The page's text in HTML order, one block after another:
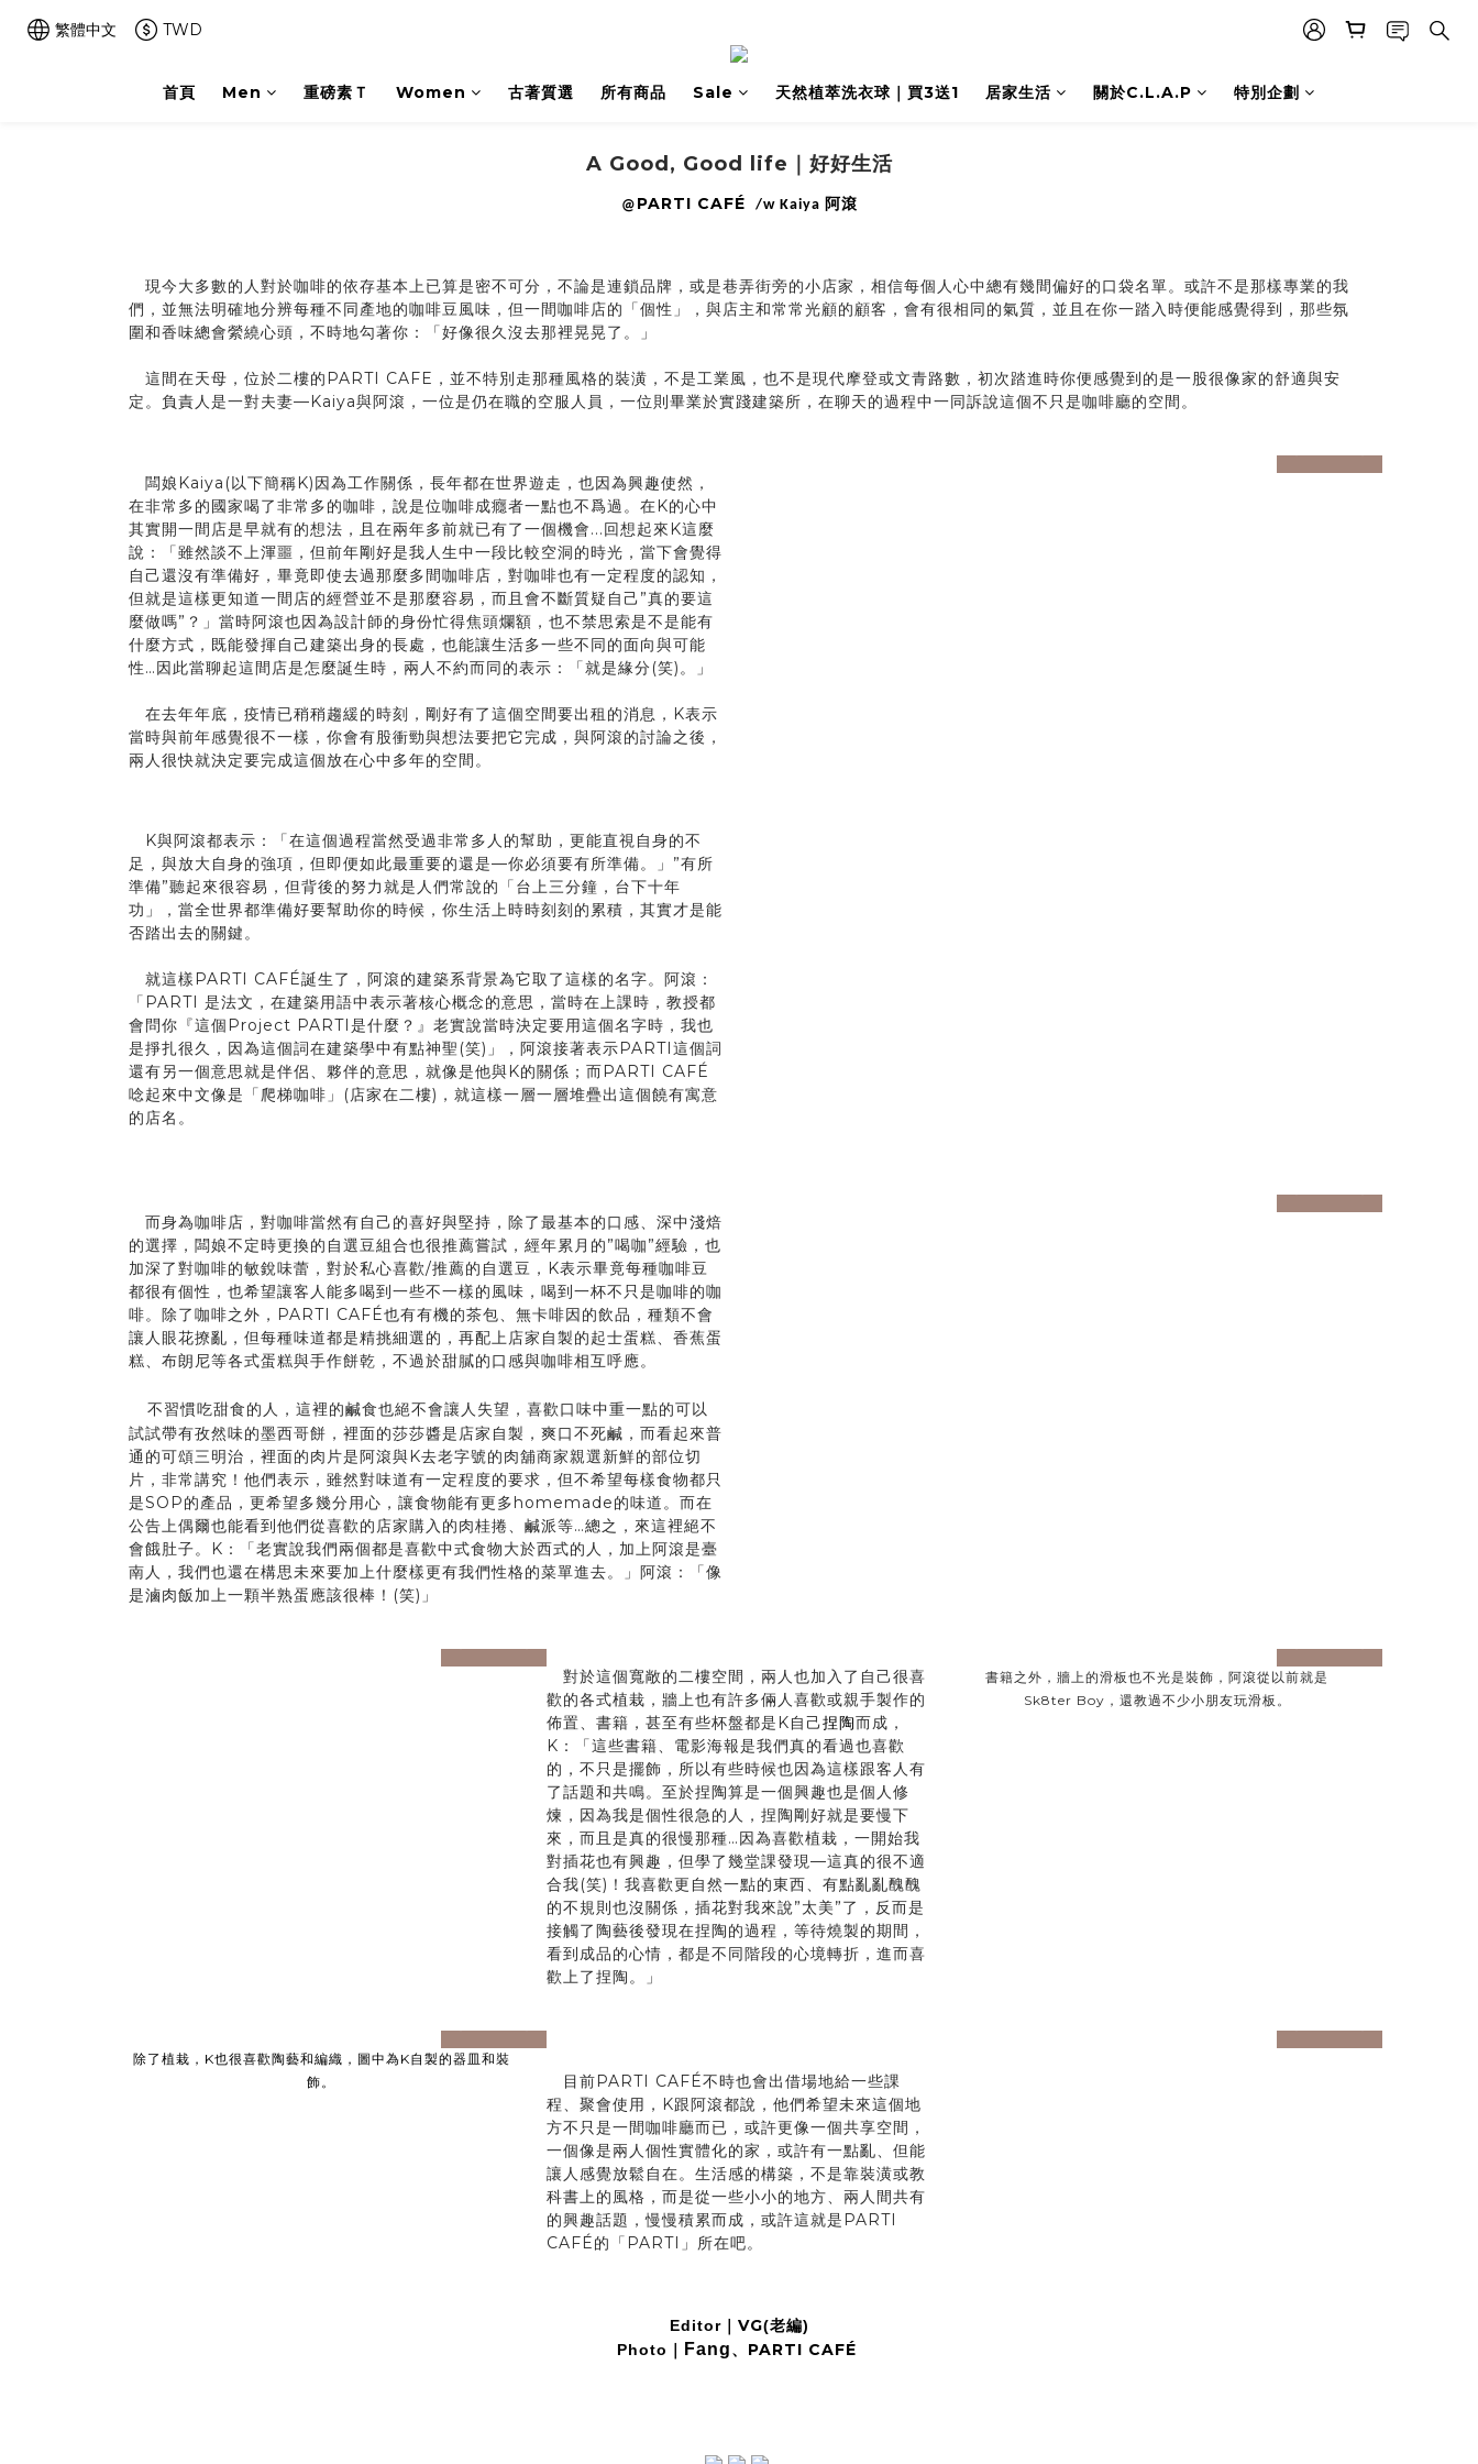
繁體中文 TWD
首頁 Men 重磅素Ｔ Women 古著質選 所有商品 Sale 天然植萃洗衣球｜買3送1 居家生活 關於C.L.A.P 特別企劃
A Good, Good life｜好好生活
@ PARTI CAFÉ /w Kaiya 阿滾
現今大多數的人對於咖啡的依存基本上已算是密不可分，不論是連鎖品牌，或是巷弄街旁的小店家，相信每個人心中總有幾間偏好的口袋名單。或許不是那樣專業的我
們，並無法明確地分辨每種不同產地的咖啡豆風味，但一間咖啡店的「個性」，與店主和常常光顧的顧客，會有很相同的氣質，並且在你一踏入時便能感覺得到，那些氛
圍和香味總會縈繞心頭，不時地勾著你：「好像很久沒去那裡晃晃了。」
這間在天母，位於二樓的PARTI CAFE，並不特別走那種風格的裝潢，不是工業風，也不是現代摩登或文青路數，初次踏進時你便感覺到的是一股很像家的舒適與安
定。負責人是一對夫妻—Kaiya與阿滾，一位是仍在職的空服人員，一位則畢業於實踐建築所，在聊天的過程中一同訴說這個不只是咖啡廳的空間。
闆娘Kaiya(以下簡稱K)因為工作關係，長年都在世界遊走，也因為興趣使然，
在非常多的國家喝了非常多的咖啡，說是位咖啡成癮者一點也不爲過。在K的心中
其實開一間店是早就有的想法，且在兩年多前就已有了一個機會...回想起來K這麼
說：「雖然談不上渾噩，但前年剛好是我人生中一段比較空洞的時光，當下會覺得
自己還沒有準備好，畢竟即使去過那麼多間咖啡店，對咖啡也有一定程度的認知，
但就是這樣更知道一間店的經營並不是那麼容易，而且會不斷質疑自己”真的要這
麼做嗎”？」當時阿滾也因為設計師的身份忙得焦頭爛額，也不禁思索是不是能有
什麼方式，既能發揮自己建築出身的長處，也能讓生活多一些不同的面向與可能
性…因此當聊起這間店是怎麼誕生時，兩人不約而同的表示：「就是緣分(笑)。」
在去年年底，疫情已稍稍趨緩的時刻，剛好有了這個空間要出租的消息，K表示
當時與前年感覺很不一樣，你會有股衝勁與想法要把它完成，與阿滾的討論之後，
兩人很快就決定要完成這個放在心中多年的空間。
K與阿滾都表示：「在這個過程當然受過非常多人的幫助，更能直視自身的不
足，與放大自身的強項，但即便如此最重要的還是—你必須要有所準備。」 ”有所
準備”聽起來很容易，但背後的努力就是人們常說的「台上三分鐘，台下十年
功」，當全世界都準備好要幫助你的時候，你生活上時時刻刻的累積，其實才是能
否踏出去的關鍵。
就這樣PARTI CAFÉ誕生了，阿滾的建築系背景為它取了這樣的名字。阿滾：
「PARTI 是法文，在建築用語中表示著核心概念的意思，當時在上課時，教授都
會問你『這個Project PARTI是什麼？』老實說當時決定要用這個名字時，我也
是掙扎很久，因為這個詞在建築學中有點神聖(笑)」，阿滾接著表示PARTI這個詞
還有另一個意思就是伴侶、夥伴的意思，就像是他與K的關係；而PARTI CAFÉ
唸起來中文像是「爬梯咖啡」(店家在二樓)，就這樣一層一層堆疊出這個饒有寓意
的店名。
而身為咖啡店，對咖啡當然有自己的喜好與堅持，除了最基本的口感、深中淺焙
的選擇，闆娘不定時更換的自選豆組合也很推薦嘗試，經年累月的”喝咖”經驗，也
加深了對咖啡的敏銳味蕾，對於私心喜歡/推薦的自選豆，K表示畢竟每種咖啡豆
都很有個性，也希望讓客人能多喝到一些不一樣的風味，喝到一杯不只是咖啡的咖
啡。除了咖啡之外，PARTI CAFÉ也有有機的茶包、無卡啡因的飲品，種類不會
讓人眼花撩亂，但每種味道都是精挑細選的，再配上店家自製的起士蛋糕、香蕉蛋
糕、布朗尼等各式蛋糕與手作餅乾，不過於甜膩的口感與咖啡相互呼應。
不習慣吃甜食的人，這裡的鹹食也絕不會讓人失望，喜歡口味中重一點的可以
試試帶有孜然味的墨西哥餅，裡面的莎莎醬是店家自製，爽口不死鹹，而看起來普
通的可頌三明治，裡面的肉片是阿滾與K去老字號的肉舖商家親選新鮮的部位切
片，非常講究！他們表示，雖然對味道有一定程度的要求，但不希望每樣食物都只
是SOP的產品，更希望多幾分用心，讓食物能有更多homemade的味道。而在
公告上偶爾也能看到他們從喜歡的店家購入的肉桂捲、鹹派等…總之，來這裡絕不
會餓肚子。K：「老實說我們兩個都是喜歡中式食物大於西式的人，加上阿滾是臺
南人，我們也還在構思未來要加上什麼樣更有我們性格的菜單進去。」阿滾：「像
是滷肉飯加上一顆半熟蛋應該很棒！(笑)」
prev next
prev next
對於這個寬敞的二樓空間，兩人也加入了自己很喜
歡的各式植栽，牆上也有許多倆人喜歡或親手製作的
佈置、書籍，甚至有些杯盤都是K自己捏陶而成，
K：「這些書籍、電影海報是我們真的看過也喜歡
的，不只是擺飾，所以有些時候也因為這樣跟客人有
了話題和共鳴。至於捏陶算是一個興趣也是個人修
煉，因為我是個性很急的人，捏陶剛好就是要慢下
來，而且是真的很慢那種…因為喜歡植栽，一開始我
對插花也有興趣，但學了幾堂課發現—這真的很不適
合我(笑)！我喜歡更自然一點的東西、有點亂亂醜醜
的不規則也沒關係，插花對我來說”太美”了，反而是
接觸了陶藝後發現在捏陶的過程，等待燒製的期間，
看到成品的心情，都是不同階段的心境轉折，進而喜
歡上了捏陶。」
prev next
書籍之外，牆上的滑板也不光是裝飾，阿滾從以前就是
Sk8ter Boy，還教過不少小朋友玩滑板。
prev next
除了植栽，K也很喜歡陶藝和編織，圖中為K自製的器皿和裝
飾。
目前PARTI CAFÉ不時也會出借場地給一些課
程、聚會使用，K跟阿滾都說，他們希望未來這個地
方不只是一間咖啡廳而已，或許更像一個共享空間，
一個像是兩人個性實體化的家，或許有一點亂、但能
讓人感覺放鬆自在。生活感的構築，不是靠裝潢或教
科書上的風格，而是從一些小小的地方、兩人間共有
的興趣話題，慢慢積累而成，或許這就是PARTI
CAFÉ的「PARTI」所在吧。
prev next
Editor｜ VG(老編)
Photo｜
Fang、 PARTI CAFÉ